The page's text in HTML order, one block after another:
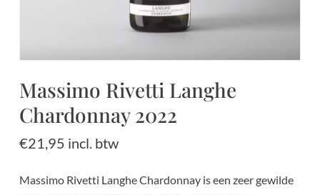
Massimo Rivetti Langhe
Chardonnay 2022
€21,95 incl. btw
Massimo Rivetti Langhe Chardonnay is een zeer gewilde